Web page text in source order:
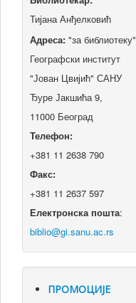
Тијана Анђелковић
Адреса: "за библиотеку"
Географски институт
"Јован Цвијић" САНУ
Ђуре Јакшића 9,
11000 Београд
Телефон:
+381 11 2638 790
Факс:
+381 11 2637 597
Електронска пошта:
ПРОМОЦИЈЕ